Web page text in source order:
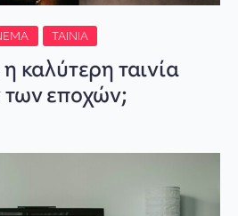
ΤΑΙΝΊΑ
καλύτερη ταινία
εποχών;